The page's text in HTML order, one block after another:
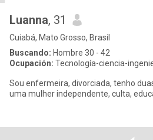
Luanna, 31
Cuiabá, Mato Grosso, Brasil
Buscando: Hombre 30 - 42
Ocupación: Tecnología-ciencia-
Sou enfermeira, divorciada, tenho
uma mulher independente, culta,